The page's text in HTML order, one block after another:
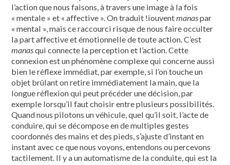
l’action que nous faisons, à travers une image à la fois
« mentale » et « affective ». On traduit !iouvent manaspar
« mental », mais ce raccourci risque de nous faire occulter
la part affective et émotionnelle de toute action. C’est
manasqui connecte la perception et l’action. Cette
connexion est un phénomène complexe qui concerne aussi
bien le réflexe immédiat, par exemple, si l’on touche un
objet brûlant on retire immédiatement la main, que la
longue réflexion qui peut précéder une décision, par
exemple lorsqu’il faut choisir entre plusieurs possibilités.
Quand nous pilotons un véhicule, quel qu’il soit, l’acte de
conduire, qui se décompose en de multiples gestes
coordonnés des mains et des pieds, s’ajuste d’instant en
instant avec ce que nous voyons, entendons ou percevons
tactilement. Il y a un automatisme de la conduite, qui est la